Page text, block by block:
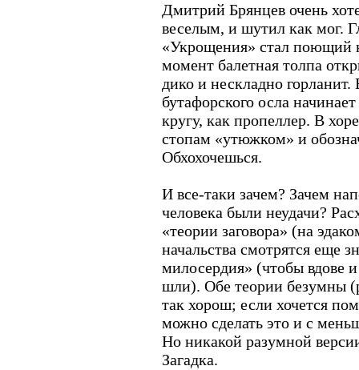
Дмитрий Брянцев очень
веселым, и шутил как мог.
«Укрощения» стал поющий
момент балетная толпа
дико и нескладно
бутафорского осла
кругу, как пропеллер. В
стопам «утюжком» и
Обхохочешься.
И все-таки зачем? Зачем
человека были неудачи?
«теории заговора» (на
начальства смотрятся еще
милосердия» (чтобы вдове
шли). Обе теории безумны
так хорош; если хочется
можно сделать это и с
Но никакой разумной
Загадка.